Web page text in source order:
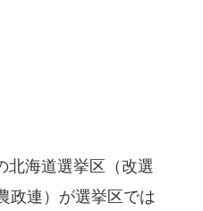
北海道選挙区（改選
政連）が選挙区では